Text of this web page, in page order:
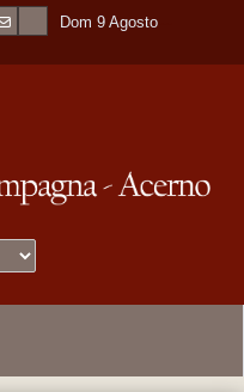
Dom 9 Agosto